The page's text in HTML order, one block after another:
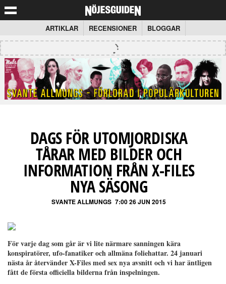
ARTIKLAR RECENSIONER BLOGGAR
DAGS FÖR UTOMJORDISKA
TÅRAR MED BILDER OCH
INFORMATION FRÅN X-FILES
NYA SÄSONG
SVANTE ALLMUNGS 7:00 26 JUN 2015
För varje dag som går är vi lite närmare sanningen kära
konspiratörer, ufo-fanatiker och allmäna foliehattar. 24 januari
nästa år återvänder X-Files med sex nya avsnitt och vi har äntligen
fått de första officiella bilderna från inspelningen.